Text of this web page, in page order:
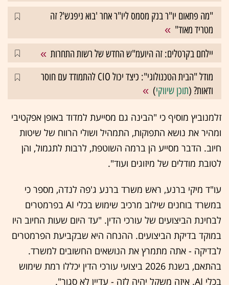
"מה פתאום יו"ר בנק מסמס ליו"ר אחר 'בוא ניפגש'? זה
מטריד מאוד"
יילחם בקרטלים: זה היועמ"ש החדש של רשות התחרות
מודל "הבית הטכנולוגי": כיצד יכול CIO להתמודד עם חוסר
ודאות? (תוכן שיווקי)
זלמנוביץ מוסיף כי "הבינה גם מסייעת למדוד באופן אפקטיבי
ומהיר את נושא התפוקות, התמהיל ושולי הרווח של שיטות
חיוב. הדבר מסייע הן ברמה השוטפת, לרבות לתגמול, והן
לטובת מודלים של מיזוגים ועוד".
עו"ד מיקי ברנע, ראש משרד ברנע ג'פה לנדה, מספר כי
במשרד בוחנים שילוב מרכיב שימוש בכלי AI בפרמטרים
לבחינת הביצועים של עורכי הדין. "עד היום שעות החיוב היו
במוקד בדיקת הביצועים. ההנחה היא שבקביעת הפרמטרים
לבדיקה - אתה מתמרץ את הנושאים החשובים למשרד.
בהתאם, בשנת 2026 ביצועי עורכי הדין יכללו רמת שימוש
בכלי AI. איזה משקל יהיה לזה - עדיין לא סגור".